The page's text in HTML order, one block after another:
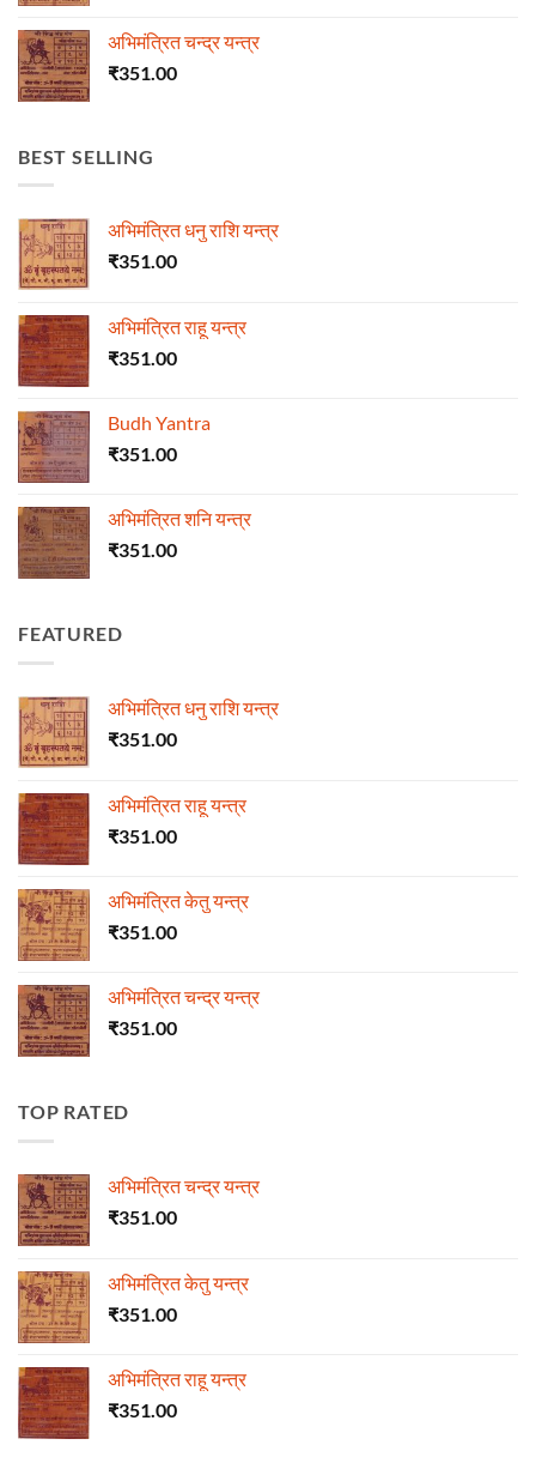
अभिमंत्रित चन्द्र यन्त्र
₹351.00
BEST SELLING
अभिमंत्रित धनु राशि यन्त्र
₹351.00
अभिमंत्रित राहू यन्त्र
₹351.00
Budh Yantra
₹351.00
अभिमंत्रित शनि यन्त्र
₹351.00
FEATURED
अभिमंत्रित धनु राशि यन्त्र
₹351.00
अभिमंत्रित राहू यन्त्र
₹351.00
अभिमंत्रित केतु यन्त्र
₹351.00
अभिमंत्रित चन्द्र यन्त्र
₹351.00
TOP RATED
अभिमंत्रित चन्द्र यन्त्र
₹351.00
अभिमंत्रित केतु यन्त्र
₹351.00
अभिमंत्रित राहू यन्त्र
₹351.00